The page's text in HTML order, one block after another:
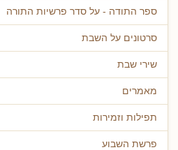
ספר התודה - על סדר פרשיות התורה
סרטונים על השבת
שירי שבת
מאמרים
תפילות וזמירות
פרשת השבוע